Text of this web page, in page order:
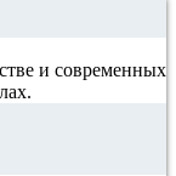
и современных